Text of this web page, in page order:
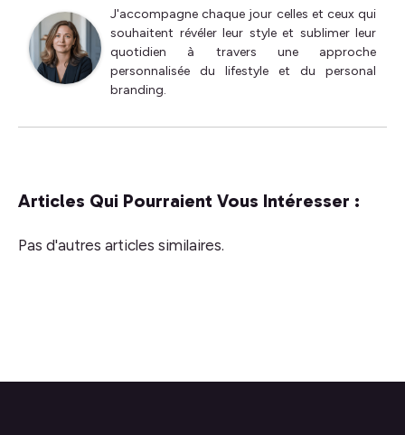
J'accompagne chaque jour celles et ceux qui
souhaitent révéler leur style et sublimer leur
quotidien à travers une approche
personnalisée du lifestyle et du personal
branding.
Articles Qui Pourraient Vous Intéresser :
Pas d'autres articles similaires.